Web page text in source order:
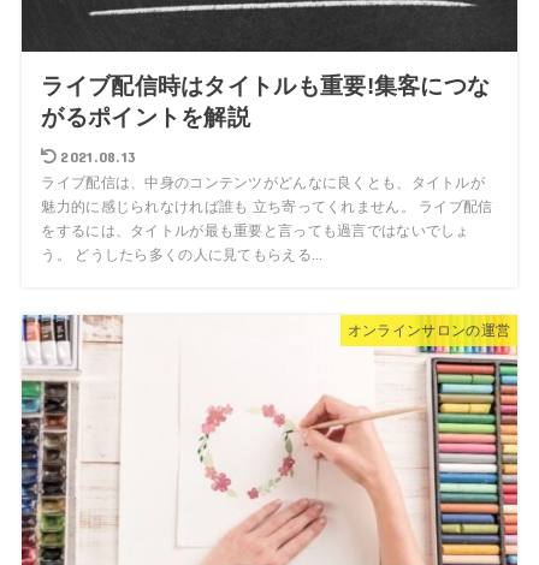
ライブ配信時はタイトルも重要!集客につな
がるポイントを解説
2021.08.13
ライブ配信は、中身のコンテンツがどんなに良くとも、タイトルが
魅力的に感じられなければ誰も 立ち寄ってくれません。 ライブ配信
をするには、タイトルが最も重要と言っても過言ではないでしょ
う。 どうしたら多くの人に見てもらえる...
オンラインサロンの運営